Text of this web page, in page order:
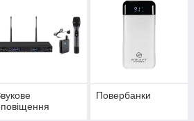
Повербанки